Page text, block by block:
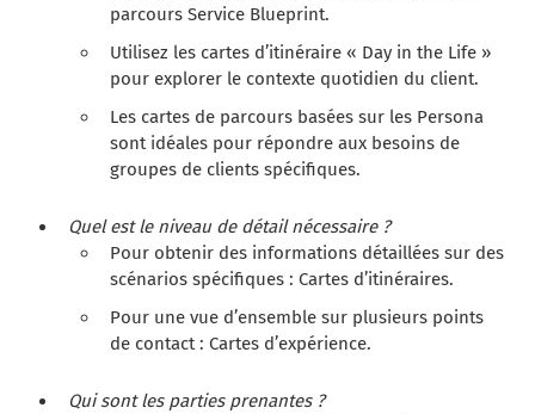
parcours Service Blueprint.
Utilisez les cartes d’itinéraire « Day in the Life »
pour explorer le contexte quotidien du client.
Les cartes de parcours basées sur les Persona
sont idéales pour répondre aux besoins de
groupes de clients spécifiques.
Quel est le niveau de détail nécessaire ?
Pour obtenir des informations détaillées sur des
scénarios spécifiques : Cartes d’itinéraires.
Pour une vue d’ensemble sur plusieurs points
de contact : Cartes d’expérience.
Qui sont les parties prenantes ?